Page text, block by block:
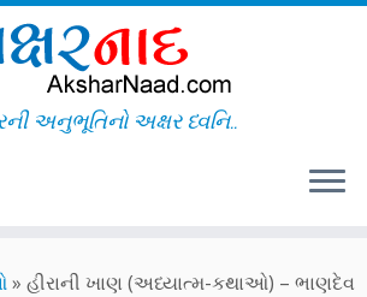
અનુભૂતિનો અક્ષર ધ્વનિ..
» હીરાની ખાણ (અધ્યાત્મ-કથાઓ) – ભાણદેવ